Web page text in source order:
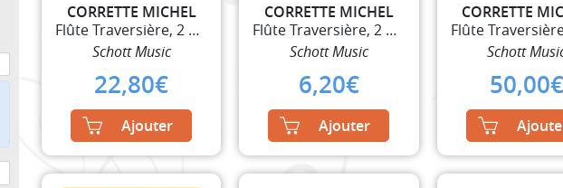
CORRETTE MICHEL
Flûte Traversière, 2 Violons et Basse Continue
Schott Music
22,80€
Ajouter
CORRETTE MICHEL
Flûte Traversière, 2 Violons et Basse Continue
Schott Music
6,20€
Ajouter
CORRETTE
Schott
50,00€